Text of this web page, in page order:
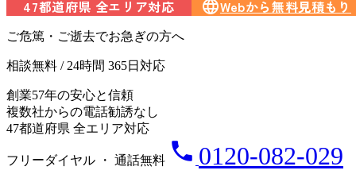
47都道府県 全エリア対応
languageWebから無料見積もり
ご危篤・ご逝去でお急ぎの方へ
相談無料 / 24時間 365日対応
創業57年の安心と信頼
複数社からの電話勧誘なし
47都道府県 全エリア対応
フリーダイヤル ・ 通話無料 phone 0120-082-029